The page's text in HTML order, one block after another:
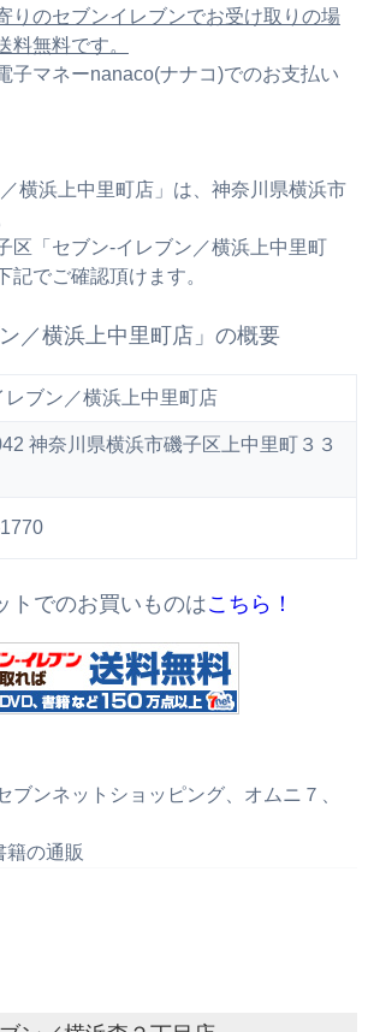
りのセブンイレブンでお受け取りの場
料無料です。
子マネーnanaco(ナナコ)でのお支払い
／横浜上中里町店」は、神奈川県横浜市
区「セブン‐イレブン／横浜上中里町
記でご確認頂けます。
ン／横浜上中里町店」の概要
レブン／横浜上中里町店
神奈川県横浜市磯子区上中里町３３
トでのお買いものはこちら！
ブンネットショッピング、オムニ７、
の通販